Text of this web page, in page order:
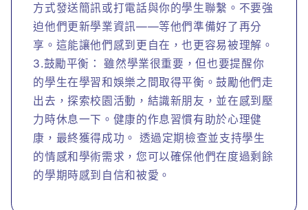
方式發送簡訊或打電話與你的學生聯繫。不要強
迫他們更新學業資訊——等他們準備好了再分
享。這能讓他們感到更自在，也更容易被理解。
3.鼓勵平衡： 雖然學業很重要，但也要提醒你
的學生在學習和娛樂之間取得平衡。鼓勵他們走
出去，探索校園活動，結識新朋友，並在感到壓
力時休息一下。健康的作息習慣有助於心理健
康，最終獲得成功。 透過定期檢查並支持學生
的情感和學術需求，您可以確保他們在度過剩餘
的學期時感到自信和被愛。